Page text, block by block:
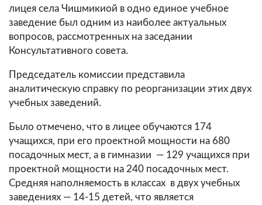
лицея села Чишмикиой в одно единое учебное
заведение был одним из наиболее актуальных
вопросов, рассмотренных на заседании
Консультативного совета.
Председатель комиссии представила
аналитическую справку по реорганизации этих двух
учебных заведений.
Было отмечено, что в лицее обучаются 174
учащихся, при его проектной мощности на 680
посадочных мест, а в гимназии — 129 учащихся при
проектной мощности на 240 посадочных мест.
Средняя наполняемость в классах в двух учебных
заведениях — 14-15 детей, что является